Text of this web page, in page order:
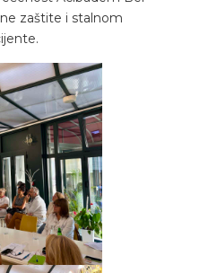
zaštite i stalnom